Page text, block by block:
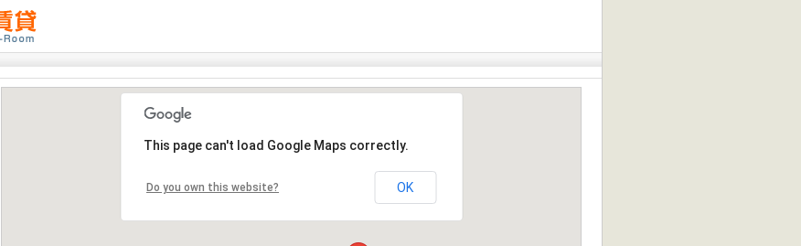
This page can't load Google Maps correctly.
Do you own this website? OK